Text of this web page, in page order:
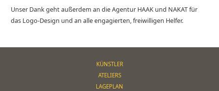
Unser Dank geht außerdem an die Agentur HAAK und NAKAT für
das Logo-Design und an alle engagierten, freiwilligen Helfer.
KÜNSTLER
ATELIERS
LAGEPLAN